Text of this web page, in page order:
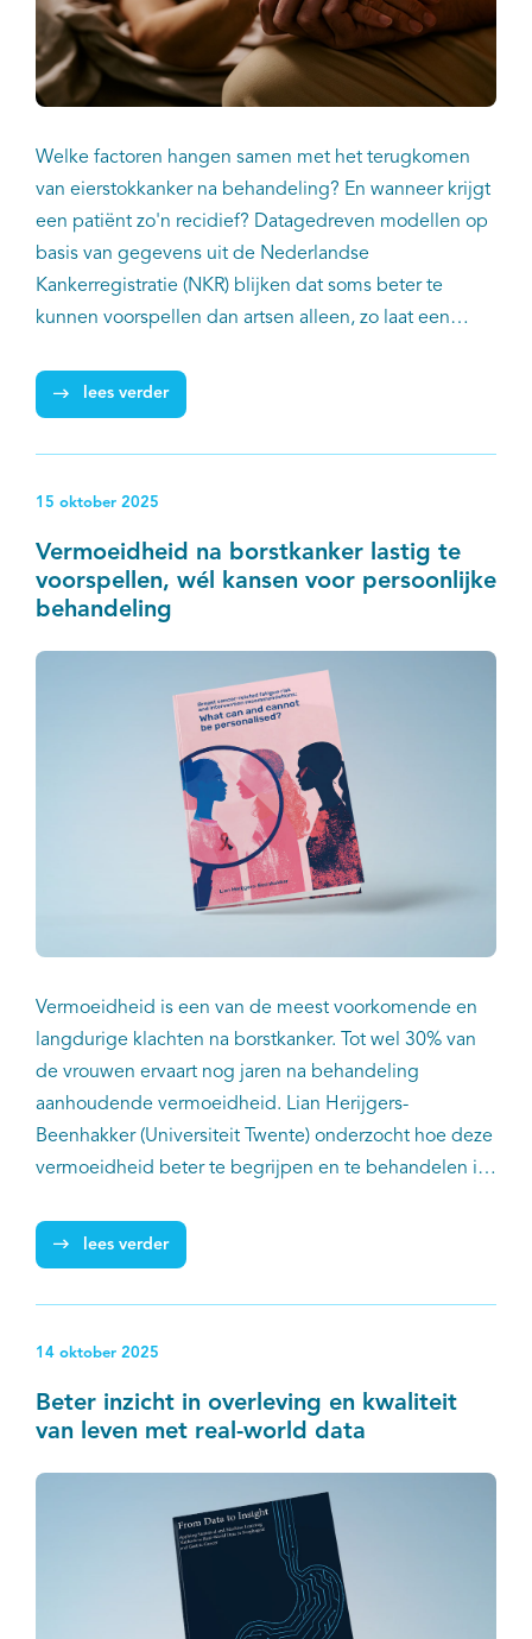
Welke factoren hangen samen met het terugkomen
van eierstokkanker na behandeling? En wanneer krijgt
een patiënt zo'n recidief? Datagedreven modellen op
basis van gegevens uit de Nederlandse
Kankerregistratie (NKR) blijken dat soms beter te
kunnen voorspellen dan artsen alleen, zo laat een
zien. Hij liet de NKR-gegevens van duizenden
patiënten analyseren met behulp van kunstmatige
lees verder
15 oktober 2025
Vermoeidheid na borstkanker lastig te
voorspellen, wél kansen voor persoonlijke
behandeling
Vermoeidheid is een van de meest voorkomende en
langdurige klachten na borstkanker. Tot wel 30% van
de vrouwen ervaart nog jaren na behandeling
aanhoudende vermoeidheid. Lian Herijgers-
Beenhakker (Universiteit Twente) onderzocht hoe deze
vermoeidheid beter te begrijpen en te behandelen is.
huidige gegevens niet mogelijk is om het individuele
risico op vermoeidheid te voorspellen, maar dat er wél
lees verder
14 oktober 2025
Beter inzicht in overleving en kwaliteit
van leven met real-world data